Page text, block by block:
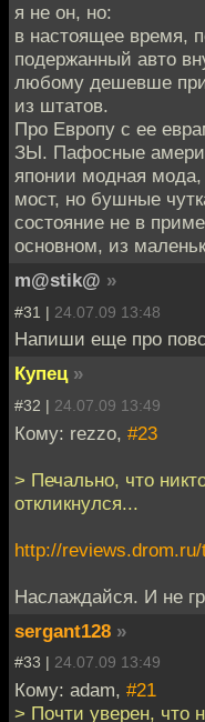
я не он, но:
в настоящее время,
подержанный авто
любому дешевше
из штатов.
Про Европу с ее
ЗЫ. Пафосные
японии модная мода,
мост, но бушные
состояние не в
основном, из
m@stik@ »
#31 | 24.07.09 13:48
Напиши еще про
Купец »
#32 | 24.07.09 13:49
Кому: rezzo, #23
> Печально, что
откликнулся...
http://
Наслаждайся. И не
sergant128 »
#33 | 24.07.09 13:49
Кому: adam, #21
> Почти уверен, что